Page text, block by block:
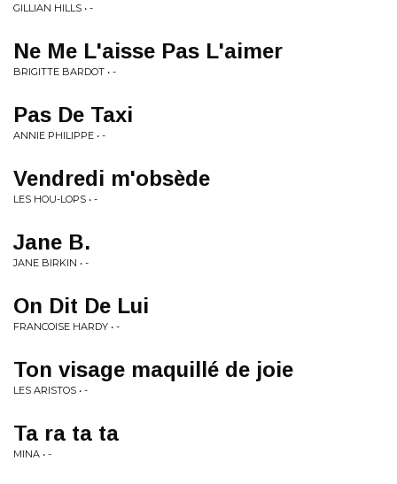
GILLIAN HILLS • -
Ne Me L'aisse Pas L'aimer
BRIGITTE BARDOT • -
Pas De Taxi
ANNIE PHILIPPE • -
Vendredi m'obsède
LES HOU-LOPS • -
Jane B.
JANE BIRKIN • -
On Dit De Lui
FRANCOISE HARDY • -
Ton visage maquillé de joie
LES ARISTOS • -
Ta ra ta ta
MINA • -